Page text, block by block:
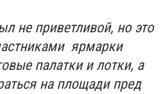
не приветливой, но это
ярмарки
палатки и лотки, а
на площади пред